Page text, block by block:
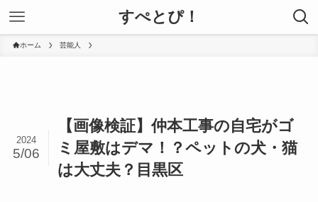
すぺとぴ！
ホーム 芸能人
【画像検証】仲本工事の自宅がゴ
ミ屋敷はデマ！？ペットの犬・猫
は大丈夫？目黒区
2024
5/06